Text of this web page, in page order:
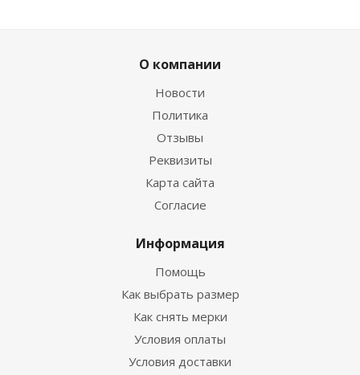
О компании
Новости
Политика
Отзывы
Реквизиты
Карта сайта
Согласие
Информация
Помощь
Как выбрать размер
Как снять мерки
Условия оплаты
Условия доставки